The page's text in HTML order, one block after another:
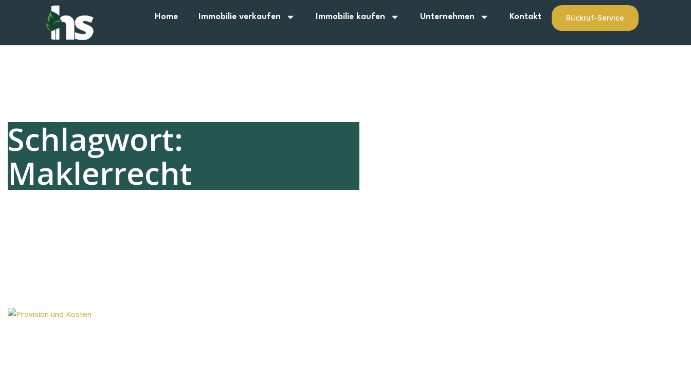
Home Immobilie verkaufen Immobilie kaufen Unternehmen Kontakt Rückruf-Service
Schlagwort:
Maklerrecht